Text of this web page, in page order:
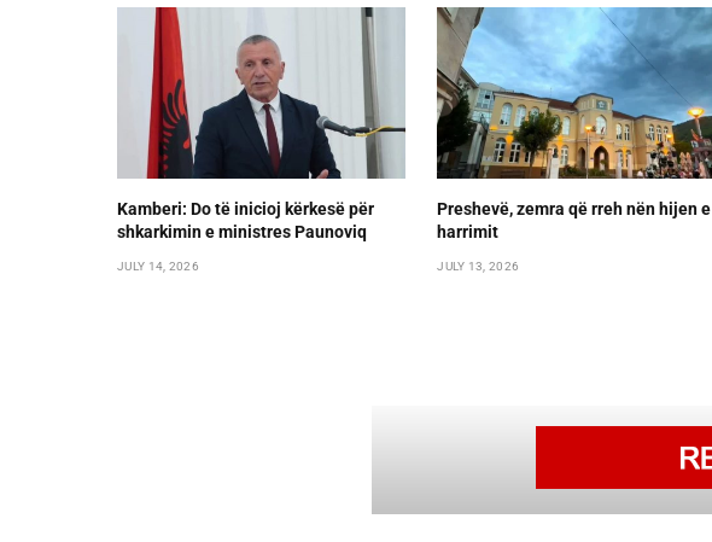
Kamberi: Do të inicioj kërkesë për
shkarkimin e ministres Paunoviq
JULY 14, 2026
Preshevë, zemra që rreh nën hijen e
harrimit
JULY 13, 2026